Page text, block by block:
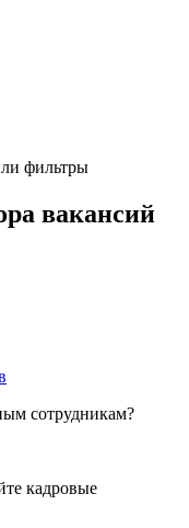
фильтры
вакансий
сотрудникам?
кадровые